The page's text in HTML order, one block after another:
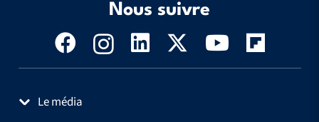
Nous suivre
Le média